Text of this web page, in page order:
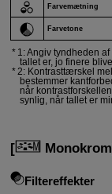
Farvemætning
Farvetone
1: Angiv tyndheden
tallet er, jo finere
2: Kontrasttærskel
bestemmer
når
synlig, når tallet er
[ Monokrom
Filtereffekter